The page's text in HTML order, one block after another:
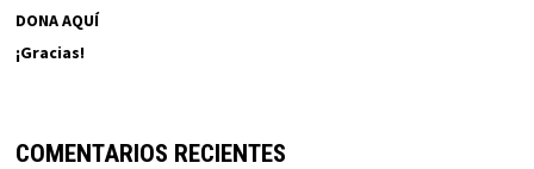
DONA AQUÍ
¡Gracias!
COMENTARIOS RECIENTES